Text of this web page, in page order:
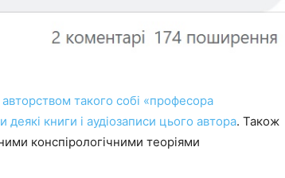
такого собі «професора
деякі книги і аудіозаписи цього автора. Також
конспірологічними теоріями